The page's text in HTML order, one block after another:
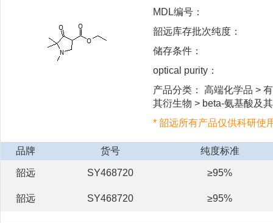
MDL编号：
韶远库存批次纯度：
储存条件：
optical purity：
产品分类： 高端化学品 >
其衍生物 > beta-氨基酸及
* 韶远所有产品仅供科研使
品牌 货号 纯度标准
韶远 SY468720 ≥95%
韶远 SY468720 ≥95%